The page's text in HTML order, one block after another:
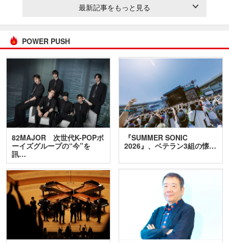
最新記事をもっと見る
POWER PUSH
82MAJOR 次世代K-POPボ
ーイズグループの“今”を
訊…
『SUMMER SONIC
2026』、ベテラン3組の懐…